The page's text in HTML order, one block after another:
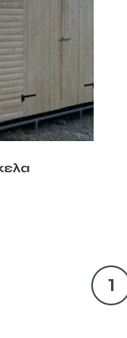
1